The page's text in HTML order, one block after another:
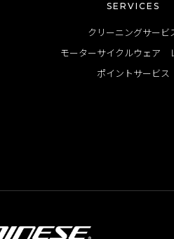
SERVICES
クリーニングサービ
モーターサイクルウェア
ポイントサービス